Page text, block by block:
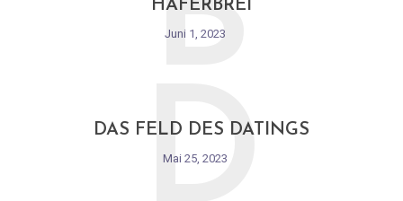
HAFERBREI
Juni 1, 2023
DAS FELD DES DATINGS
Mai 25, 2023
D